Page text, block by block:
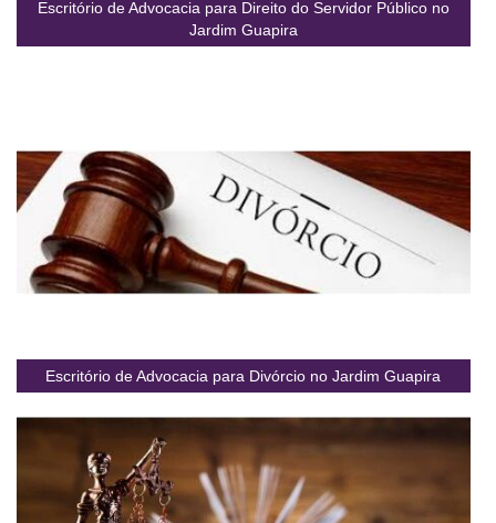
Escritório de Advocacia para Direito do Servidor Público no
Jardim Guapira
Escritório de Advocacia para Divórcio no Jardim Guapira